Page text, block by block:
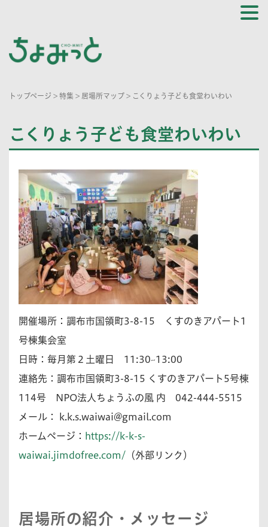
トップページ > 特集 > 居場所マップ > こくりょう子ども食堂わいわい
こくりょう子ども食堂わいわい
開催場所：調布市国領町3-8-15 くすのきアパート1
号棟集会室
日時：毎月第２土曜日 11:30~13:00
連絡先：調布市国領町3-8-15 くすのきアパート5号棟
114号 NPO法人ちょうふの風 内 042-444-5515
メール：
k.k.s.waiwai@gmail.com
ホームページ： https://k-k-s-
waiwai.jimdofree.com/ （外部リンク）
居場所の紹介・メッセージ